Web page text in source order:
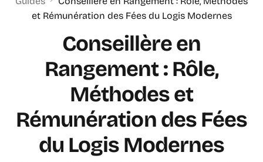
et Rémunération des Fées du Logis Modernes
Conseillère en
Rangement : Rôle,
Méthodes et
Rémunération des Fées
du Logis Modernes